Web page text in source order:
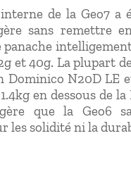
de la Geo7 a
sans remettre
et 40g. La plupart
Dominico N20D LE
en dessous de
que la Geo6
les solidité ni la